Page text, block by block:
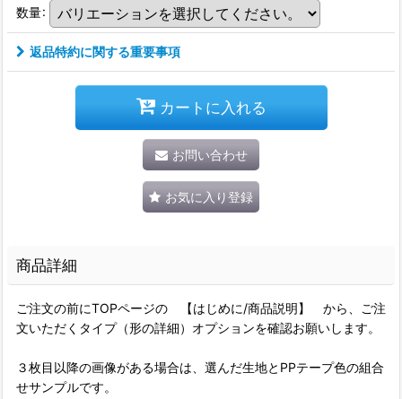
数量:
返品特約に関する重要事項
カートに入れる
お問い合わせ
お気に入り登録
商品詳細
ご注文の前にTOPページの 【はじめに/商品説明】 から、ご注
文いただくタイプ（形の詳細）オプションを確認お願いします。
３枚目以降の画像がある場合は、選んだ生地とPPテープ色の組合
せサンプルです。